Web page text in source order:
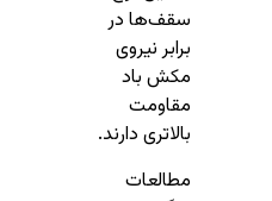
سقف‌ها در
برابر نیروی
مکش باد
مقاومت
بالاتری دارند.
مطالعات